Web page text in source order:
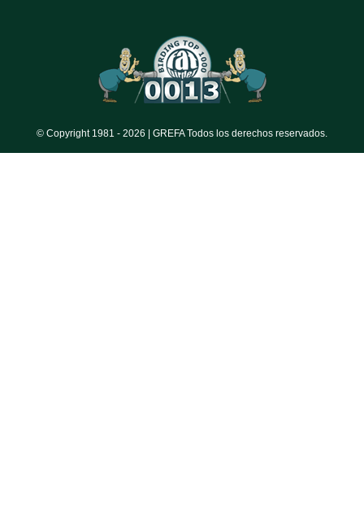
© Copyright 1981 - 2026 | GREFA Todos los derechos reservados.